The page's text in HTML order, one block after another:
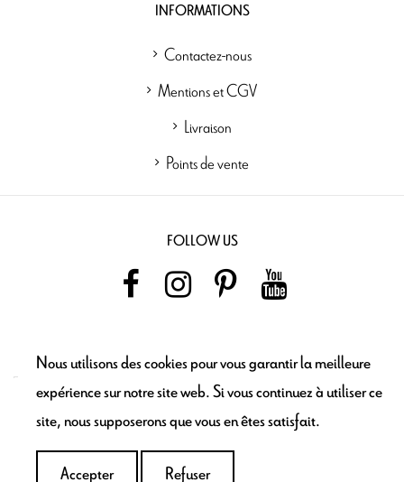
Ajouter au
panier
INFORMATIONS
Contactez-nous
Mentions et CGV
Livraison
Points de vente
FOLLOW US
Nous utilisons des cookies pour vous garantir la meilleure
expérience sur notre site web. Si vous continuez à utiliser ce
site, nous supposerons que vous en êtes satisfait.
Accepter Refuser